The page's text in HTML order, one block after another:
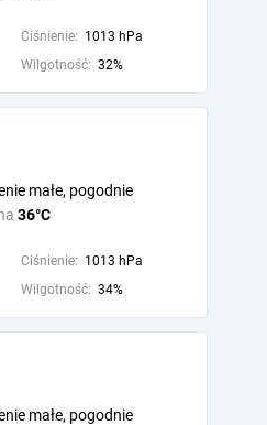
Ciśnienie: 1013 hPa
Wilgotność: 32%
36°C
małe, pogodnie
Ciśnienie: 1013 hPa
Wilgotność: 34%
małe, pogodnie